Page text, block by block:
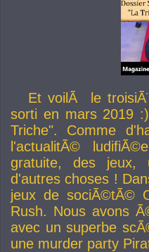
Et voilÃ le
sorti en mars 2019
Triche". Comme
l'actualitÃ©
gratuite, des jeux,
d'autres choses !
jeux de sociÃ©tÃ©
Rush. Nous avons
avec un superbe
une murder party